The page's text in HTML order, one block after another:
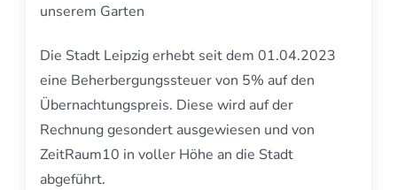
unserem Garten
Die Stadt Leipzig erhebt seit dem 01.04.2023
eine Beherbergungssteuer von 5% auf den
Übernachtungspreis. Diese wird auf der
Rechnung gesondert ausgewiesen und von
ZeitRaum10 in voller Höhe an die Stadt
abgeführt.